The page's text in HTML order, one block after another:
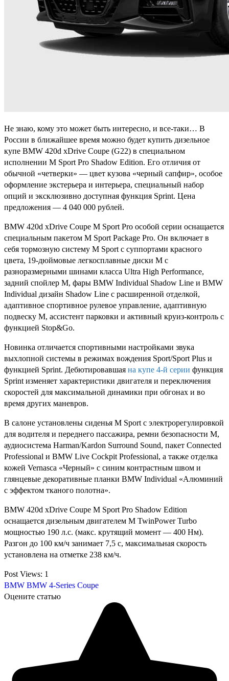
Не знаю, кому это может быть интересно, и все-таки… В
России в ближайшее время можно будет купить дизельное
купе BMW 420d xDrive Coupe (G22) в специальном
исполнении M Sport Pro Shadow Edition. Его отличия от
обычной «четверки» — цвет кузова «черный сапфир», особое
оформление экстерьера и интерьера, специальный набор
опций и эксклюзивно доступная функция Sprint. Цена
предложения — 4 040 000 рублей.
BMW 420d xDrive Coupe M Sport Pro особой серии оснащается
специальным пакетом M Sport Package Pro. Он включает в
себя тормозную систему M Sport с суппортами красного
цвета, 19-дюймовые легкосплавные диски M с
разноразмерными шинами класса Ultra High Performance,
задний спойлер M, фары BMW Individual Shadow Line и BMW
Individual дизайн Shadow Line с расширенной отделкой,
адаптивное спортивное рулевое управление, адаптивную
подвеску M, ассистент парковки и активный круиз-контроль с
функцией Stop&Go.
Новинка отличается спортивными настройками звука
выхлопной системы в режимах вождения Sport/Sport Plus и
функцией Sprint. Дебютировавшая на купе 4-й серии функция
Sprint изменяет характеристики двигателя и переключения
скоростей для максимальной динамики при обгонах и во
время других маневров.
В салоне установлены сиденья M Sport с электрорегулировкой
для водителя и переднего пассажира, ремни безопасности М,
аудиосистема Harman/Kardon Surround Sound, пакет Connected
Professional и BMW Live Cockpit Professional, а также отделка
кожей Vernasca «Черный» с синим контрастным швом и
глянцевые декоративные планки BMW Individual «Алюминий
с эффектом тканого полотна».
BMW 420d xDrive Coupe M Sport Pro Shadow Edition
оснащается дизельным двигателем M TwinPower Turbo
мощностью 190 л.с. (макс. крутящий момент — 400 Нм).
Разгон до 100 км/ч занимает 7,5 с, максимальная скорость
установлена на отметке 238 км/ч.
Post Views: 1
BMW BMW 4-Series Coupe
Оцените статью